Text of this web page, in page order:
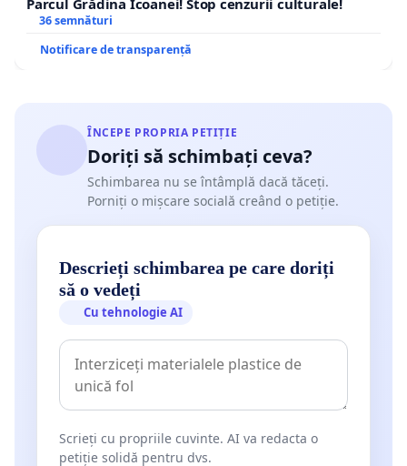
Parcul Grădina Icoanei! Stop cenzurii culturale!
36 semnături
Notificare de transparență
ÎNCEPE PROPRIA PETIȚIE
Doriți să schimbați ceva?
Schimbarea nu se întâmplă dacă tăceți.
Porniți o mișcare socială creând o petiție.
Descrieți schimbarea pe care doriți
să o vedeți
Cu tehnologie AI
Scrieți cu propriile cuvinte. AI va redacta o
petiție solidă pentru dvs.